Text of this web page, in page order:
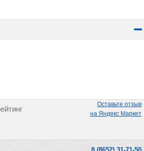
Оставьте отзыв
на Яндекс Маркет